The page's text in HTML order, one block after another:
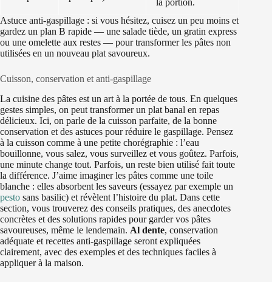
la portion.
Astuce anti-gaspillage : si vous hésitez, cuisez un peu moins et
gardez un plan B rapide — une salade tiède, un gratin express
ou une omelette aux restes — pour transformer les pâtes non
utilisées en un nouveau plat savoureux.
Cuisson, conservation et anti-gaspillage
La cuisine des pâtes est un art à la portée de tous. En quelques
gestes simples, on peut transformer un plat banal en repas
délicieux. Ici, on parle de la cuisson parfaite, de la bonne
conservation et des astuces pour réduire le gaspillage. Pensez
à la cuisson comme à une petite chorégraphie : l’eau
bouillonne, vous salez, vous surveillez et vous goûtez. Parfois,
une minute change tout. Parfois, un reste bien utilisé fait toute
la différence. J’aime imaginer les pâtes comme une toile
blanche : elles absorbent les saveurs (essayez par exemple un
pesto sans basilic) et révèlent l’histoire du plat. Dans cette
section, vous trouverez des conseils pratiques, des anecdotes
concrètes et des solutions rapides pour garder vos pâtes
savoureuses, même le lendemain. Al dente, conservation
adéquate et recettes anti-gaspillage seront expliquées
clairement, avec des exemples et des techniques faciles à
appliquer à la maison.